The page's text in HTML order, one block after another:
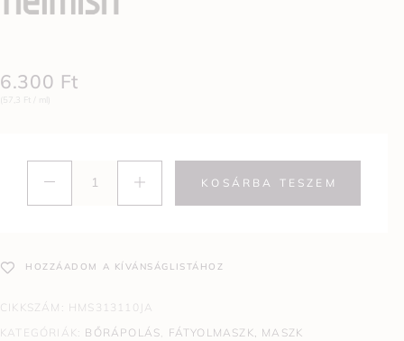
6.300 Ft
(57,3 Ft / ml)
KOSÁRBA TESZEM
HOZZÁADOM A KÍVÁNSÁGLISTÁHOZ
CIKKSZÁM: HMS313110JA
KATEGÓRIÁK: BŐRÁPOLÁS, FÁTYOLMASZK, MASZK